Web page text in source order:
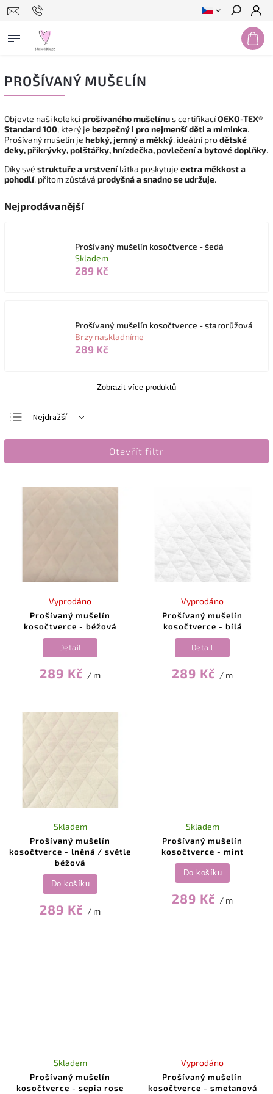
Hledat
PROŠÍVANÝ MUŠELÍN
Objevte naši kolekciprošívaného mušelínus certifikacíOEKO-TEX®
Standard 100, který je bezpečný i pro nejmenší děti a miminka.
Prošívaný mušelín je hebký, jemný a měkký, ideální prodětské
deky, přikrývky, polštářky, hnízdečka, povlečení a bytové doplňky.
Díky své struktuře a vrstvenílátka poskytuje extra měkkost a
pohodlí, přitom zůstává prodyšná a snadno se udržuje.
Nejprodávanější
Prošívaný mušelín kosočtverce - šedá
Skladem
289 Kč
Prošívaný mušelín kosočtverce - starorůžová
Brzy naskladníme
289 Kč
Zobrazit více produktů
Nejdražší
Nejlevnější
Otevřít filtr
Prošívaný mušelín
kosočtverce - béžová
Vyprodáno
289 Kč / m
Detail
Prošívaný mušelín
kosočtverce - bílá
Vyprodáno
289 Kč / m
Detail
Prošívaný mušelín
kosočtverce - lněná / světle
béžová
Skladem
289 Kč / m
Do košíku
Prošívaný mušelín
kosočtverce - mint
Skladem
289 Kč / m
Do košíku
Prošívaný mušelín
kosočtverce - sepia rose
Skladem
Prošívaný mušelín
kosočtverce - smetanová
Vyprodáno